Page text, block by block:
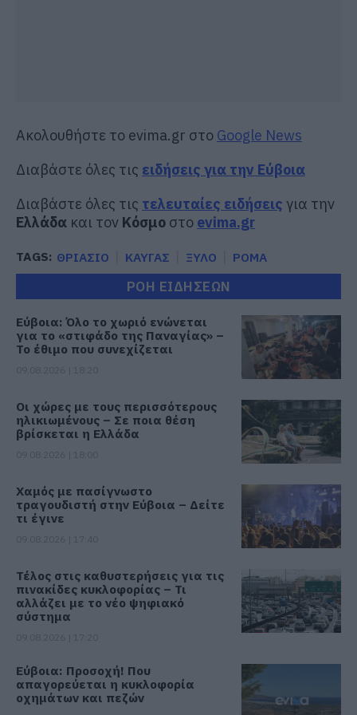
Ακολουθήστε το evima.gr στο Google News
Διαβάστε όλες τις ειδήσεις για την Εύβοια
Διαβάστε όλες τις τελευταίες ειδήσεις για την
Ελλάδα και τον Κόσμο στο evima.gr
TAGS: ΘΡΙΑΣΙΟ ΚΑΥΓΑΣ ΞΥΛΟ ΡΟΜΑ
ΡΟΗ ΕΙΔΗΣΕΩΝ
Εύβοια: Όλο το χωριό ενώνεται
για το «στιφάδο της Παναγίας» –
Το έθιμο που συνεχίζεται
Οι χώρες με τους περισσότερους
ηλικιωμένους – Σε ποια θέση
βρίσκεται η Ελλάδα
Χαμός με πασίγνωστο
τραγουδιστή στην Εύβοια – Δείτε
τι έγινε
Τέλος στις καθυστερήσεις για τις
πινακίδες κυκλοφορίας – Τι
αλλάζει με το νέο ψηφιακό
σύστημα
Εύβοια: Προσοχή! Που
απαγορεύεται η κυκλοφορία
οχημάτων και πεζών